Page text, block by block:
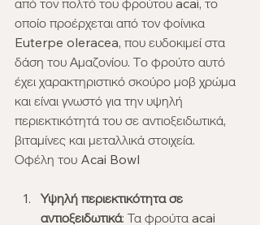
οποίο προέρχεται από τον φοίνικα
Euterpe oleracea, που ευδοκιμεί στα
δάση του Αμαζονίου. Το φρούτο αυτό
έχει χαρακτηριστικό σκούρο μοβ χρώμα
και είναι γνωστό για την υψηλή
περιεκτικότητά του σε αντιοξειδωτικά,
βιταμίνες και μεταλλικά στοιχεία.
Οφέλη του Acai Bowl
Υψηλή περιεκτικότητα σε
αντιοξειδωτικά: Τα φρούτα acai